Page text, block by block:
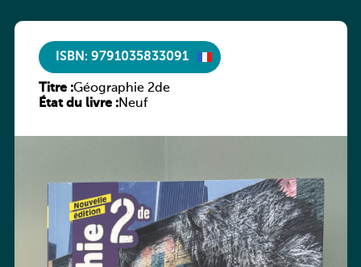
ISBN: 9791035833091
Titre :Géographie 2de
État du livre :Neuf